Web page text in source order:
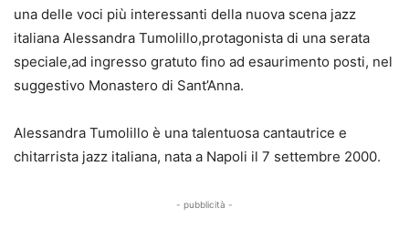
una delle voci più interessanti della nuova scena jazz
italiana Alessandra Tumolillo,protagonista di una serata
speciale,ad ingresso gratuto fino ad esaurimento posti, nel
suggestivo Monastero di Sant’Anna.
Alessandra Tumolillo è una talentuosa cantautrice e
chitarrista jazz italiana, nata a Napoli il 7 settembre 2000.
- pubblicità -